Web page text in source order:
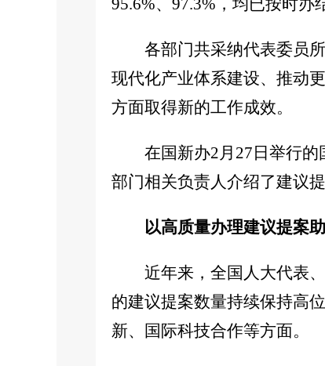
95.6%、97.3%，均已按时办
各部门共采纳代表委员
现代化产业体系建设、推动
方面取得新的工作成效。
在国新办2月27日举行
部门相关负责人介绍了建议提
以高质量办理建议提案
近年来，全国人大代表
的建议提案数量持续保持高
新、国际科技合作等方面。